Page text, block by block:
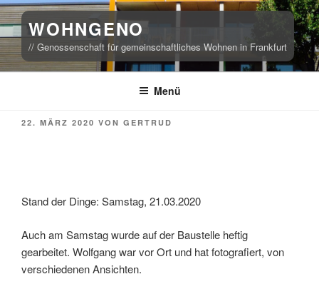
Zum
Inhalt
springen
WOHNGENO
// Genossenschaft für gemeinschaftliches Wohnen in Frankfurt
Menü
VERÖFFENTLICHT
22. MÄRZ 2020 VON GERTRUD
Stand der Dinge: Samstag, 21.03.2020
Auch am Samstag wurde auf der Baustelle heftig
gearbeitet. Wolfgang war vor Ort und hat fotografiert, von
verschiedenen Ansichten.